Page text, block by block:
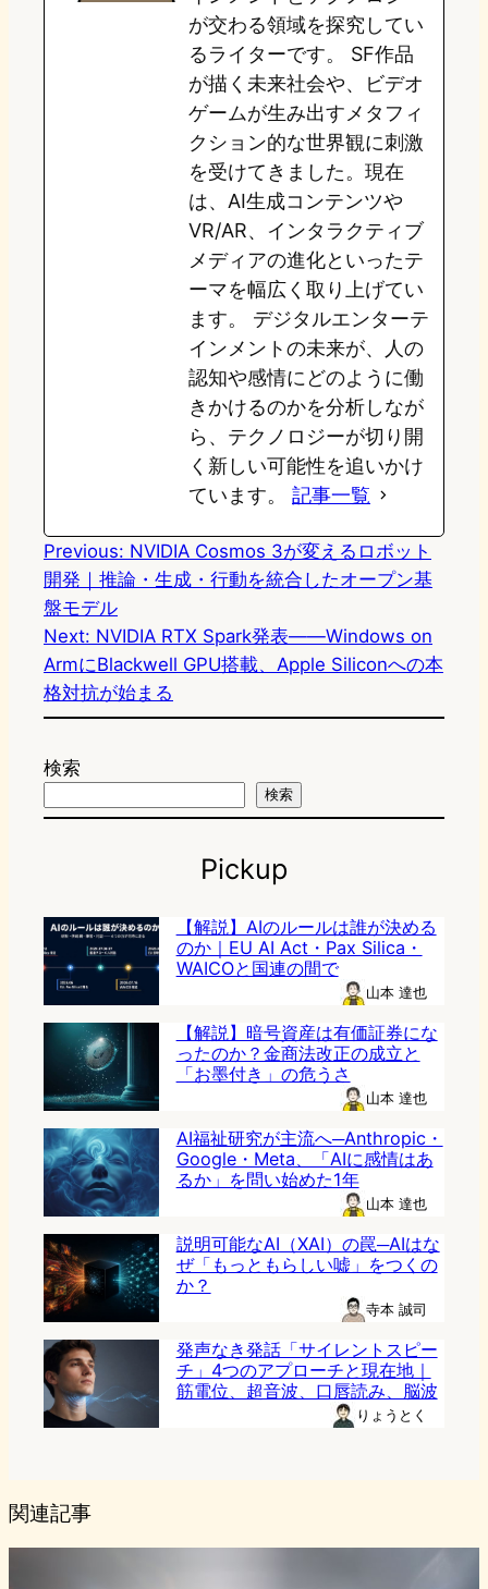
n k
が交わる領域を探究してい
るライターです。 SF作品
が描く未来社会や、ビデオ
ゲームが生み出すメタフィ
クション的な世界観に刺激
を受けてきました。現在
は、AI生成コンテンツや
VR/AR、インタラクティブ
メディアの進化といったテ
ーマを幅広く取り上げてい
ます。 デジタルエンターテ
インメントの未来が、人の
認知や感情にどのように働
きかけるのかを分析しなが
ら、テクノロジーが切り開
く新しい可能性を追いかけ
ています。 記事一覧
Previous: NVIDIA Cosmos 3が変えるロボット
開発｜推論・生成・行動を統合したオープン基
盤モデル
Next: NVIDIA RTX Spark発表——Windows on
ArmにBlackwell GPU搭載、Apple Siliconへの本
格対抗が始まる
検索
検索
Pickup
【解説】AIのルールは誰が決める
のか｜EU AI Act・Pax Silica・
WAICOと国連の間で
山本 達也
【解説】暗号資産は有価証券にな
ったのか？金商法改正の成立と
「お墨付き」の危うさ
山本 達也
AI福祉研究が主流へ─Anthropic・
Google・Meta、「AIに感情はあ
るか」を問い始めた1年
山本 達也
説明可能なAI（XAI）の罠─AIはな
ぜ「もっともらしい嘘」をつくの
か？
寺本 誠司
発声なき発話「サイレントスピー
チ」4つのアプローチと現在地｜
筋電位、超音波、口唇読み、脳波
りょうとく
関連記事